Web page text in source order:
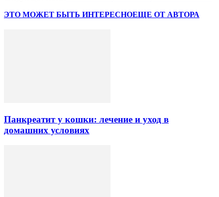
ЭТО МОЖЕТ БЫТЬ ИНТЕРЕСНОЕЩЕ ОТ АВТОРА
Панкреатит у кошки: лечение и уход в
домашних условиях